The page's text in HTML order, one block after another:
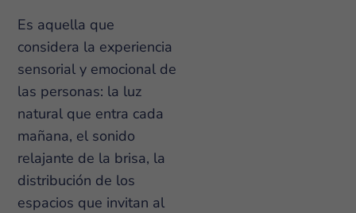
Es aquella que
considera la experiencia
sensorial y emocional de
las personas: la luz
natural que entra cada
mañana, el sonido
relajante de la brisa, la
distribución de los
espacios que invitan al